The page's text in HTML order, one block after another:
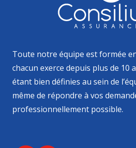
Toute notre équipe est formée
chacun exerce depuis plus de 10
étant bien définies au sein de
même de répondre à vos
professionnellement possible.